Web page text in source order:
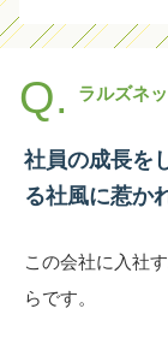
ラルズネ
社員の成長を
る社風に惹か
この会社に入社
らです。